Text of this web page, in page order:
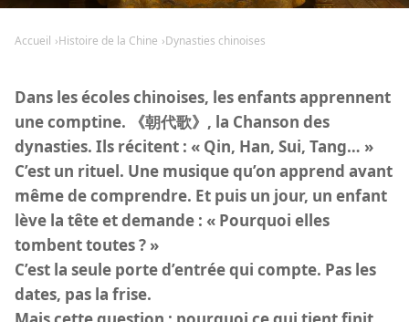
Accueil Histoire de la Chine Dynasties chinoises
Dans les écoles chinoises, les enfants apprennent
une comptine. 《朝代歌》, la Chanson des
dynasties. Ils récitent : « Qin, Han, Sui, Tang… »
C’est un rituel. Une musique qu’on apprend avant
même de comprendre. Et puis un jour, un enfant
lève la tête et demande : « Pourquoi elles
tombent toutes ? »
C’est la seule porte d’entrée qui compte. Pas les
dates, pas la frise.